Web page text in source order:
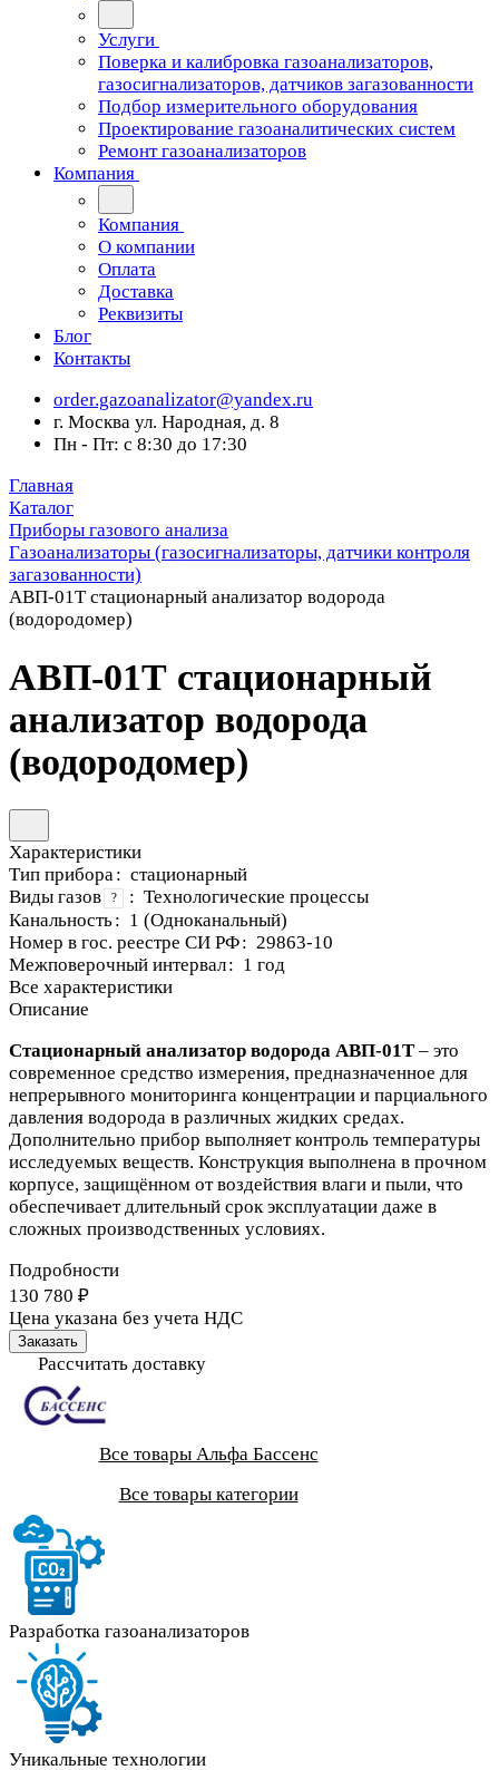
Услуги
Поверка и калибровка газоанализаторов,
газосигнализаторов, датчиков загазованности
Подбор измерительного оборудования
Проектирование газоаналитических систем
Ремонт газоанализаторов
Компания
Компания
О компании
Оплата
Доставка
Реквизиты
Блог
Контакты
order.gazoanalizator@yandex.ru
г. Москва ул. Народная, д. 8
Пн - Пт: с 8:30 до 17:30
Главная
Каталог
Приборы газового анализа
Газоанализаторы (газосигнализаторы, датчики контроля
загазованности)
АВП-01Т стационарный анализатор водорода
(водородомер)
АВП-01Т стационарный
анализатор водорода
(водородомер)
Характеристики
Тип прибора : стационарный
Виды газов
? : Технологические процессы
Канальность: 1 (Одноканальный)
Номер в гос. реестре СИ РФ: 29863-10
Межповерочный интервал: 1 год
Все характеристики
Описание
Стационарный анализатор водорода АВП-01Т – это
современное средство измерения, предназначенное для
непрерывного мониторинга концентрации и парциального
давления водорода в различных жидких средах.
Дополнительно прибор выполняет контроль температуры
исследуемых веществ. Конструкция выполнена в прочном
корпусе, защищённом от воздействия влаги и пыли, что
обеспечивает длительный срок эксплуатации даже в
сложных производственных условиях.
Подробности
130 780 ₽
Цена указана без учета НДС
Заказать
Рассчитать доставку
Все товары Альфа Бассенс
Все товары категории
Разработка газоанализаторов
Уникальные технологии